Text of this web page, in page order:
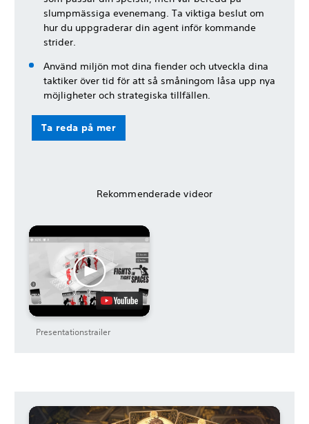
slumpmässiga evenemang. Ta viktiga beslut om
hur du uppgraderar din agent inför kommande
strider.
Använd miljön mot dina fiender och utveckla dina
taktiker över tid för att så småningom låsa upp nya
möjligheter och strategiska tillfällen.
Ta reda på mer
Rekommenderade videor
Presentationstrailer